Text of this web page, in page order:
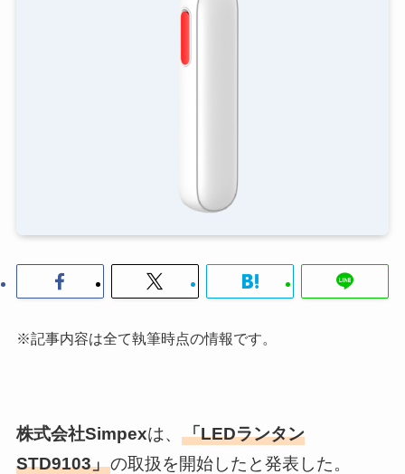
※記事内容は全て執筆時点の情報です。
株式会社Simpexは、 「LEDランタン
STD9103」の取扱を開始したと発表した。